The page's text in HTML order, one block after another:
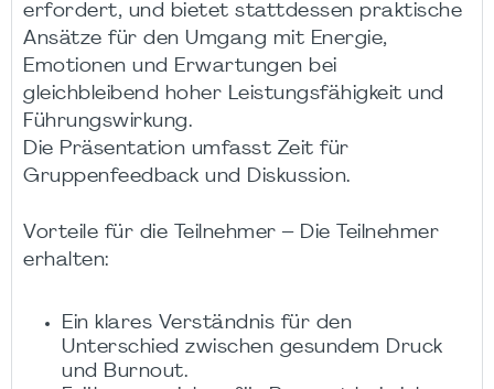
erfordert, und bietet stattdessen praktische
Ansätze für den Umgang mit Energie,
Emotionen und Erwartungen bei
gleichbleibend hoher Leistungsfähigkeit und
Führungswirkung.
Die Präsentation umfasst Zeit für
Gruppenfeedback und Diskussion.
Vorteile für die Teilnehmer – Die Teilnehmer
erhalten:
Ein klares Verständnis für den
Unterschied zwischen gesundem Druck
und Burnout.